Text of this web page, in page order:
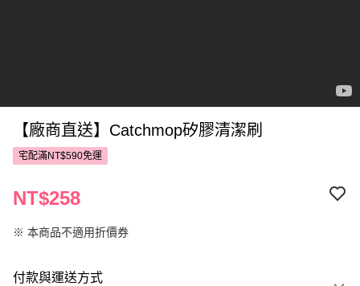
【廠商直送】Catchmop矽膠清潔刷
宅配滿NT$590免運
NT$258
※ 本商品不適用折價券
付款與運送方式